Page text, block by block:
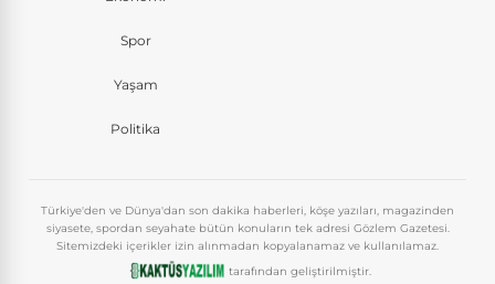
Spor
Yaşam
Politika
Türkiye'den ve Dünya'dan son dakika haberleri, köşe yazıları, magazinden
siyasete, spordan seyahate bütün konuların tek adresi Gözlem Gazetesi.
Sitemizdeki içerikler izin alınmadan kopyalanamaz ve kullanılamaz.
tarafından geliştirilmiştir.